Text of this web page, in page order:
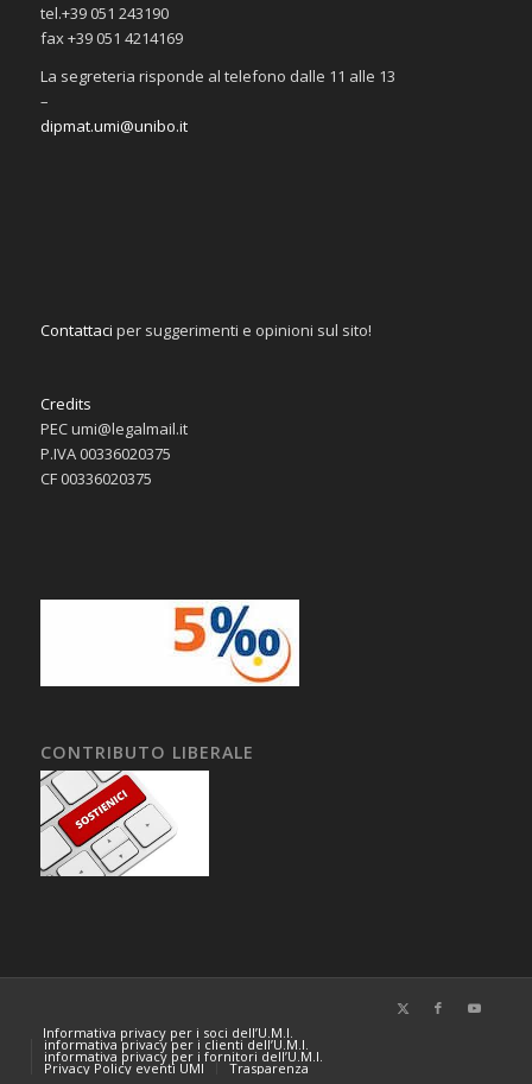
tel.+39 051 243190
fax +39 051 4214169
La segreteria risponde al telefono dalle 11 alle 13
–
dipmat.umi@unibo.it
Contattaci per suggerimenti e opinioni sul sito!
Credits
PEC umi@legalmail.it
P.IVA 00336020375
CF 00336020375
CONTRIBUTO LIBERALE
Informativa privacy per i soci dell’U.M.I.
informativa privacy per i clienti dell’U.M.I.
informativa privacy per i fornitori dell’U.M.I.
Privacy Policy eventi UMI Trasparenza